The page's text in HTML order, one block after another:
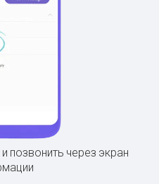
позвонить через экран